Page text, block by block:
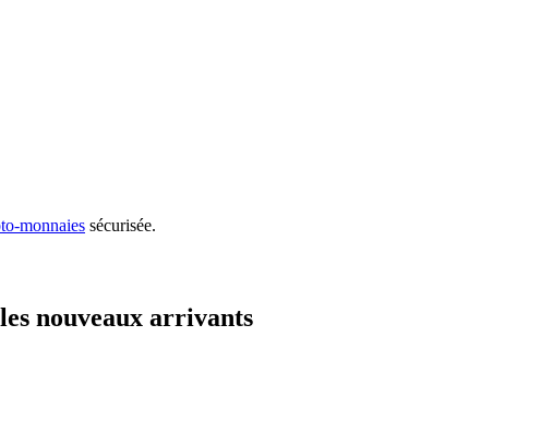
monnaies sécurisée.
nouveaux arrivants